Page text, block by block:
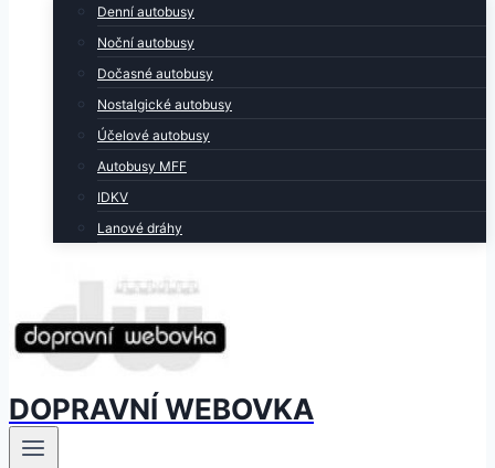
Denní autobusy
Noční autobusy
Dočasné autobusy
Nostalgické autobusy
Účelové autobusy
Autobusy MFF
IDKV
Lanové dráhy
DOPRAVNÍ WEBOVKA